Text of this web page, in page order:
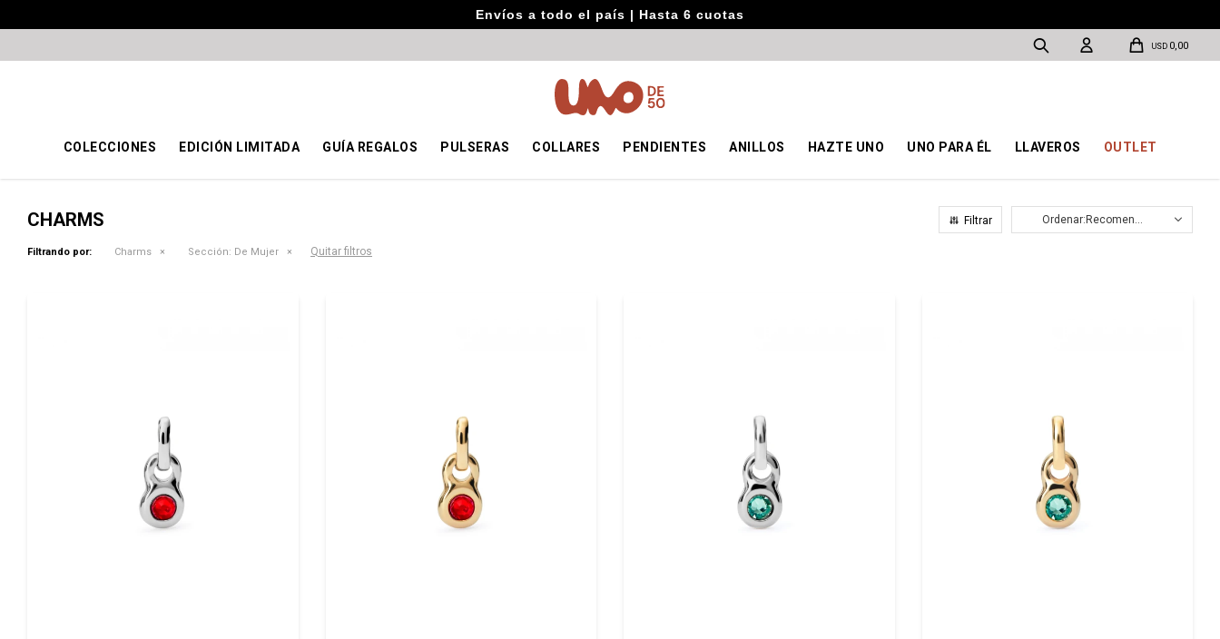
Envíos a todo el país | Hasta 6 cuotas
COLECCIONES EDICIÓN LIMITADA GUÍA REGALOS PULSERAS COLLARES PENDIENTES ANILLOS HAZTE UNO UNO PARA ÉL LLAVEROS OUTLET
USD 0,00
CHARMS Recomendados
Filtrando por: Charms Sección: De Mujer Quitar filtros